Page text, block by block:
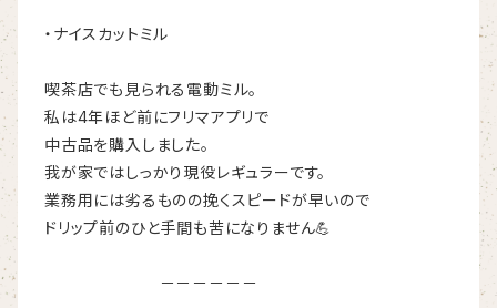
・ナイスカットミル
喫茶店でも見られる電動ミル。
私は4年ほど前にフリマアプリで
中古品を購入しました。
我が家ではしっかり現役レギュラーです。
業務用には劣るものの挽くスピードが早いので
ドリップ前のひと手間も苦になりません💪
－－－－－－